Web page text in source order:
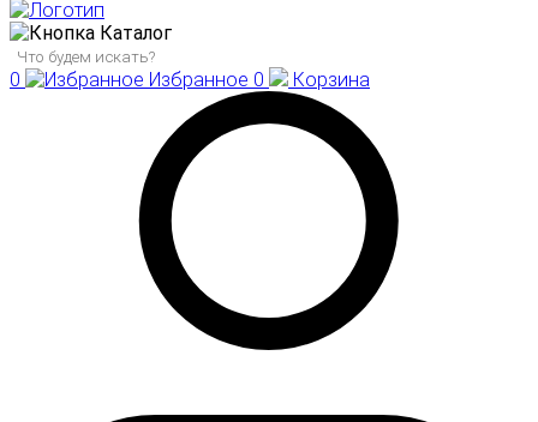
Каталог
0 Избранное 0 Корзина